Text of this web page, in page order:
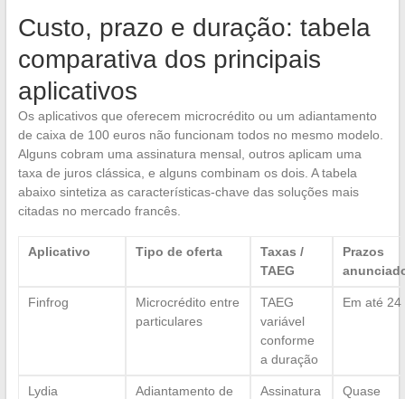
Custo, prazo e duração: tabela
comparativa dos principais
aplicativos
Os aplicativos que oferecem microcrédito ou um adiantamento
de caixa de 100 euros não funcionam todos no mesmo modelo.
Alguns cobram uma assinatura mensal, outros aplicam uma
taxa de juros clássica, e alguns combinam os dois. A tabela
abaixo sintetiza as características-chave das soluções mais
citadas no mercado francês.
Aplicativo Tipo de oferta
Taxas /
TAEG
Prazos
Finfrog
Microcrédito entre
particulares
TAEG
variável
conforme
a duração
Em até 24
Lydia
Adiantamento de
Assinatura
Quase